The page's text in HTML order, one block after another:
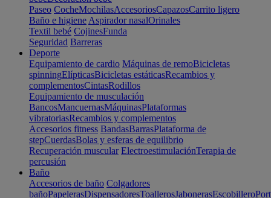
Paseo CocheMochilasAccesoriosCapazosCarrito ligero
Baño e higiene Aspirador nasalOrinales
Textil bebé CojinesFunda
Seguridad Barreras
Deporte
Equipamiento de cardio Máquinas de remoBicicletas
spinningElípticasBicicletas estáticasRecambios y
complementosCintasRodillos
Equipamiento de musculación
BancosMancuernasMáquinasPlataformas
vibratoriasRecambios y complementos
Accesorios fitness BandasBarrasPlataforma de
stepCuerdasBolas y esferas de equilibrio
Recuperación muscular ElectroestimulaciónTerapia de
percusión
Baño
Accesorios de baño Colgadores
bañoPapelerasDispensadoresToallerosJabonerasEscobillero